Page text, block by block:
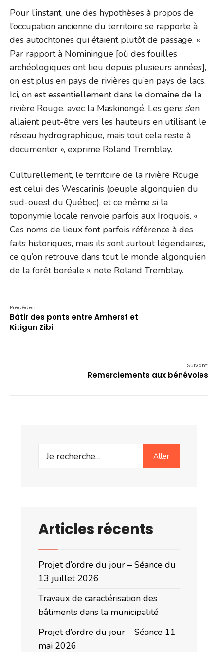
Pour l’instant, une des hypothèses à propos de
l’occupation ancienne du territoire se rapporte à
des autochtones qui étaient plutôt de passage. «
Par rapport à Nominingue [où des fouilles
archéologiques ont lieu depuis plusieurs années],
on est plus en pays de rivières qu’en pays de lacs.
Ici, on est essentiellement dans le domaine de la
rivière Rouge, avec la Maskinongé. Les gens s’en
allaient peut-être vers les hauteurs en utilisant le
réseau hydrographique, mais tout cela reste à
documenter », exprime Roland Tremblay.
Culturellement, le territoire de la rivière Rouge
est celui des Wescarinis (peuple algonquien du
sud-ouest du Québec), et ce même si la
toponymie locale renvoie parfois aux Iroquois. «
Ces noms de lieux font parfois référence à des
faits historiques, mais ils sont surtout légendaires,
ce qu’on retrouve dans tout le monde algonquien
de la forêt boréale », note Roland Tremblay.
Précédent:
Bâtir des ponts entre Amherst et
Kitigan Zibi
Suivant:
Remerciements aux bénévoles
Search
Aller
Articles récents
Projet d’ordre du jour – Séance du
13 juillet 2026
Travaux de caractérisation des
bâtiments dans la municipalité
Projet d’ordre du jour – Séance 11
mai 2026